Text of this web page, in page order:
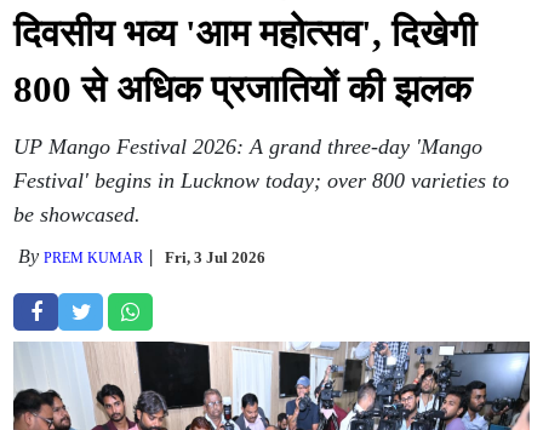
दिवसीय भव्य 'आम महोत्सव', दिखेगी
800 से अधिक प्रजातियों की झलक
UP Mango Festival 2026: A grand three-day 'Mango
Festival' begins in Lucknow today; over 800 varieties to
be showcased.
ByPREM KUMAR Fri, 3 Jul 2026